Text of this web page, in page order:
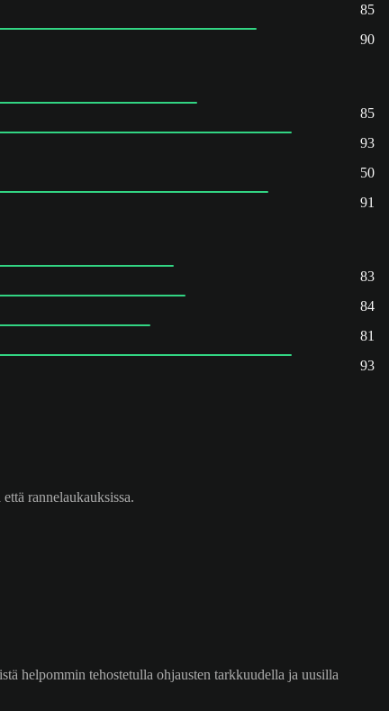
85
90
85
93
50
91
83
84
81
93
rannelaukauksissa.
helpommin tehostetulla ohjausten tarkkuudella ja uusilla